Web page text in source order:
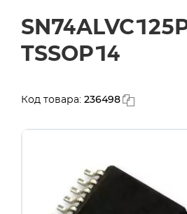
TSSOP14
Код товара: 236498